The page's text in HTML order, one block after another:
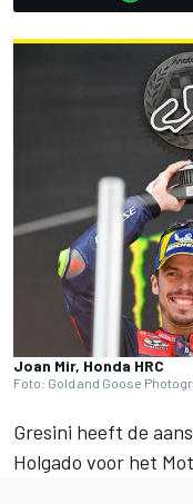
Joan Mir, Honda HRC
Foto: Gold and Goose
Gresini heeft de
Holgado voor het